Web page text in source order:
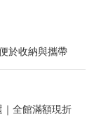
於收納與攜帶
全館滿額現折